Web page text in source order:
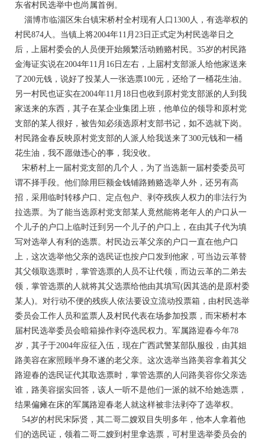
东省村民选举中也尚属首例。
淄博市临淄区朱台镇宋桥村全村现有人口1300人，有选举权的
村民874人。当镇上将2004年11月23日正式定为村民选举日之
后，上届村委会的人员便开始频繁活动贿赂村民。35岁的村民路
金海证实说在2004年11月16日左右，上届村支部派人给他家送来
了200元钱，说好了投某人一张选票100元，还给了一桶花生油。
另一村民也证实在2004年11月18日也收到原村党支部派的人到我
家送来的东西，其子在某企业集团上班，他单位的领导和原村党
支部的某人很好，被告知必须选原村支部书记，如不选就下岗。
村民路金春反映原村党支部的人派人给我送来了300元钱和一桶
花生油，我不愿做违心的事，我没收。
宋桥村上一届村党支部的几个人，为了当选新一届村委委员可
谓不择手段。他们除用巨额金钱铺路贿赂选举人外，还另有高
招，采用临时转移户口、定点包户、剥夺残疾人权力的非法行为
拉选票。为了能当选原村党支部某人竟然能将老年人的户口从一
个儿子的户口上临时迁到另一个儿子的户口上，在由其子代为填
写对选举人有利的选票。村民边云革父亲的户口一直在他户口
上，这次选举他父亲的选民证也按户口发到他家，可当边云革替
其父领取选票时，掌管选票的人员不让代领，而边云革的二弟去
领，掌管选票的人就将其父选票给他由其填写(因其选的是原村委
某人)。对行动不便的残疾人依法要设立流动投票箱，由村民选举
委员会工作人员和监票人及村民代表在场参加投票，而宋桥村本
届村民选举委员会暗箱操作剥夺选民权力。军属路迎春今年78
岁，其子于2004年应征入伍，现在广西武警某部队服役，由其姐
路美容在家照顾半身不遂的老父亲。这次选举当路美容拿着其父
路迎春的选民证代其取选票时，掌管选票的人问路美容你父亲选
谁，路美容据实回答，该人一听不是他们一派的就不给她选票，
结果偏瘫在床的军属路迎春老人就这样被非法剥夺了选举权。
54岁的村民宋际贤，其二哥二嫂双目失明多年，他本人拿着他
们的选民证，领着二哥二嫂到村里拿选票，可村里选举委员会的